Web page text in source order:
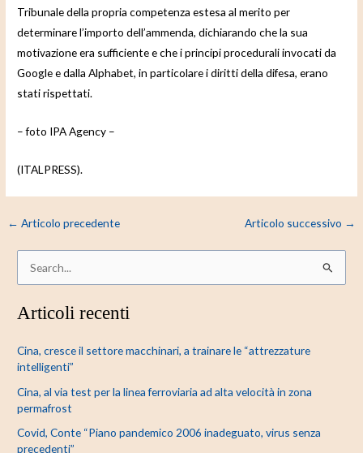
Tribunale della propria competenza estesa al merito per
determinare l’importo dell’ammenda, dichiarando che la sua
motivazione era sufficiente e che i principi procedurali invocati da
Google e dalla Alphabet, in particolare i diritti della difesa, erano
stati rispettati.
– foto IPA Agency –
(ITALPRESS).
← Articolo precedente Articolo successivo →
r
a
Articoli recenti
Cina, cresce il settore macchinari, a trainare le “attrezzature
intelligenti”
Cina, al via test per la linea ferroviaria ad alta velocità in zona
permafrost
Covid, Conte “Piano pandemico 2006 inadeguato, virus senza
precedenti”